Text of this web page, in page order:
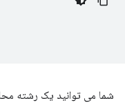
شما می توانید یک رشته